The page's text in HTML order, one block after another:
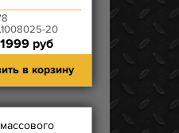
20
руб
в корзину